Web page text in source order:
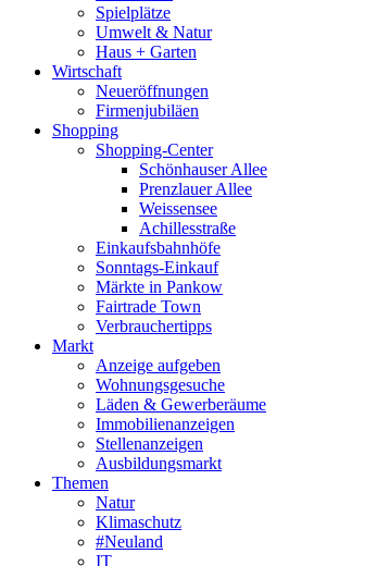
Spielplätze
Umwelt & Natur
Haus + Garten
Wirtschaft
Neueröffnungen
Firmenjubiläen
Shopping
Shopping-Center
Schönhauser Allee
Prenzlauer Allee
Weissensee
Achillesstraße
Einkaufsbahnhöfe
Sonntags-Einkauf
Märkte in Pankow
Fairtrade Town
Verbrauchertipps
Markt
Anzeige aufgeben
Wohnungsgesuche
Läden & Gewerberäume
Immobilienanzeigen
Stellenanzeigen
Ausbildungsmarkt
Themen
Natur
Klimaschutz
#Neuland
IT